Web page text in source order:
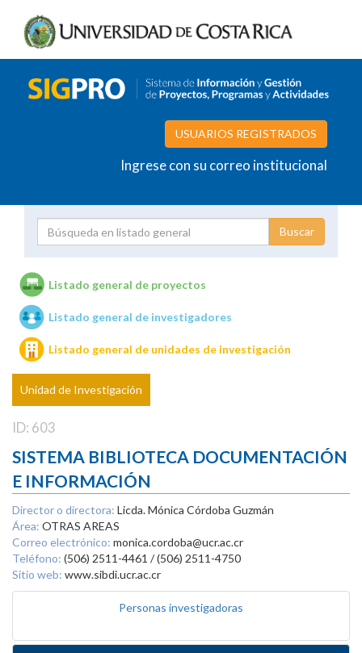
USUARIOS REGISTRADOS
Ingrese con su correo institucional
Unidades de investigación
Listado general de proyectos
Listado general de investigadores
Listado general de unidades de investigación
Unidad de Investigación
ID: 603
SISTEMA BIBLIOTECA DOCUMENTACIÓN
E INFORMACIÓN
Director o directora: Licda. Mónica Córdoba Guzmán
Área: OTRAS AREAS
Correo electrónico: monica.cordoba@ucr.ac.cr
Teléfono: (506) 2511-4461 / (506) 2511-4750
Sitio web: www.sibdi.ucr.ac.cr
Personas investigadoras